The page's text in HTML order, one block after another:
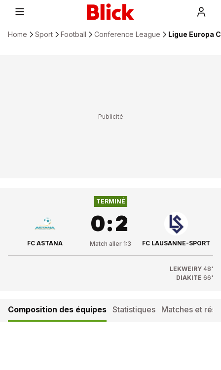
Home Sport Football Conference League Ligue Europa
0:2
FC ASTANA
TERMINÉ
0:2
Match aller 1:3 FC LAUSANNE-SPORT
LEKWEIRY 48'
DIAKITE 66'
Composition des équipes Statistiques Matches et